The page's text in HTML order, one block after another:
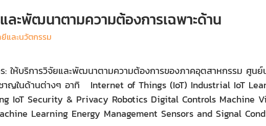
ละพัฒนาตามความต้องการเฉพาะด้าน
ยีและนวัตกรรม
ร: ให้บริการวิจัยและพัฒนาตามความต้องการของภาคอุตสาหกรรม ศูน
าญในด้านต่างๆ อาทิ Internet of Things (IoT) Industrial IoT
IoT Security & Privacy Robotics Digital Controls Machine
Learning Energy Management Sensors and Signal